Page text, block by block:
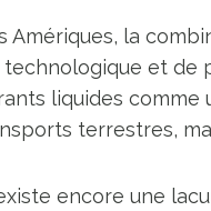
Amériques, la
technologique et
liquides
terrestres,
encore une